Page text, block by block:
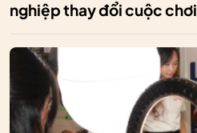
nghiệp thay đổi cuộc chơi